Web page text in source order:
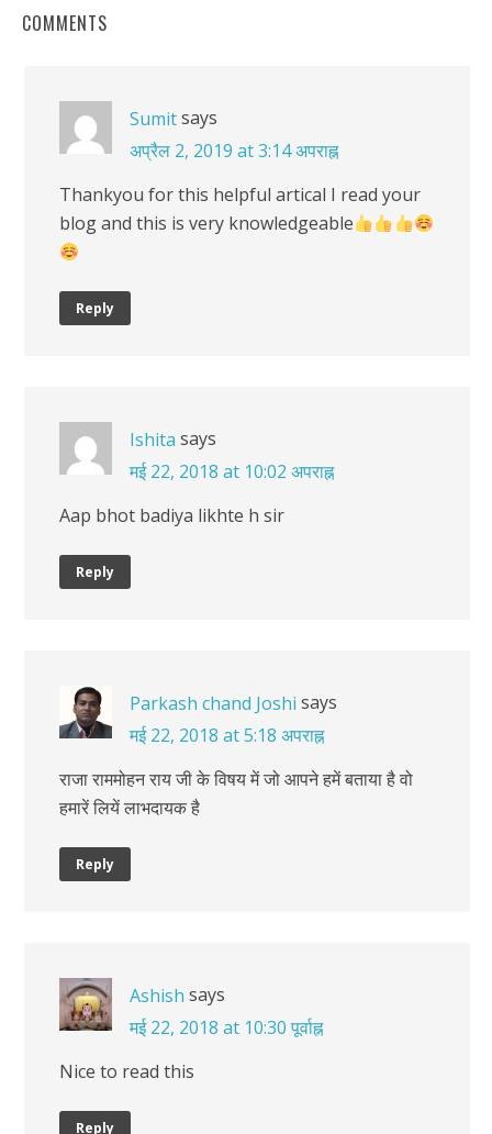
COMMENTS
Sumitsays
अप्रैल 2, 2019 at 3:14 अपराह्न
Thankyou for this helpful artical I read your
blog and this is very knowledgeable
Reply
Ishita says
मई 22, 2018 at 10:02 अपराह्न
Aap bhot badiya likhte h sir
Reply
Parkash chand Joshi says
मई 22, 2018 at 5:18 अपराह्न
राजा राममोहन राय जी के विषय में जो आपने हमें बताया है वो
हमारें लियें लाभदायक है
Reply
Ashish says
मई 22, 2018 at 10:30 पूर्वाह्न
Nice to read this
Reply